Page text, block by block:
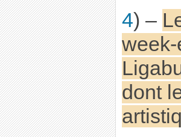
4) –
week-
dont